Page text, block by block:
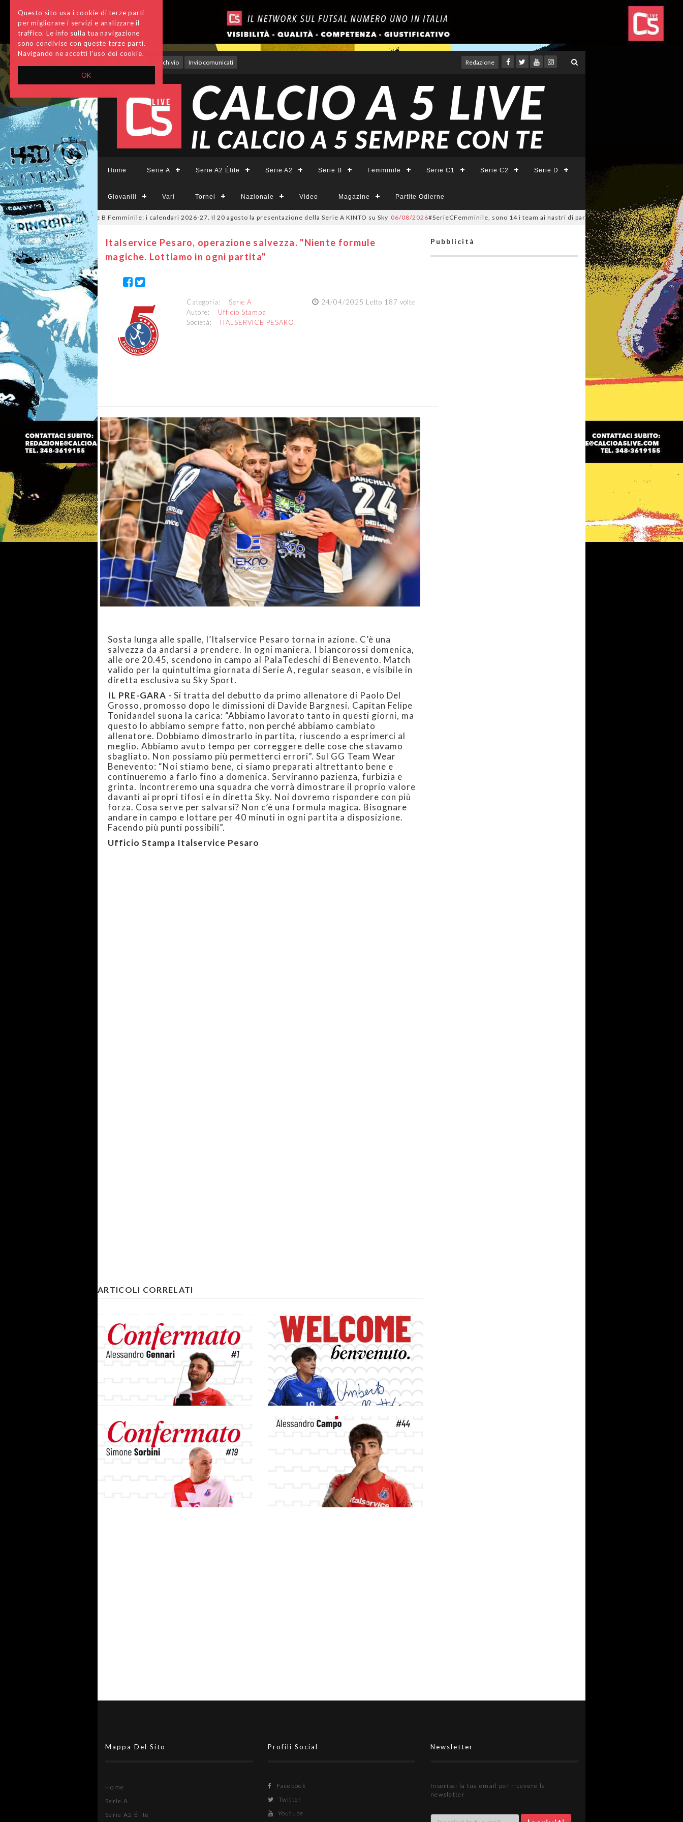
OK
Questo sito usa i cookie di terze parti
per migliorare i servizi e analizzare il
traffico. Le info sulla tua navigazione
sono condivise con queste terze parti.
Navigando ne accetti l'uso dei cookie.
Archivio Invio comunicati Redazione
Home Serie A Serie A2 Élite Serie A2 Serie B Femminile Serie C1 Serie C2 Serie D
Giovanili Vari Tornei Nazionale Video Magazine Partite Odierne
A2 Élite, A2, B e B Femminile: i calendari 2026-27. Il 20 agosto la presentazione della Serie A KINTO su Sky 06/08/2026#SerieCFemminile, sono 14 i team ai nastri di partenza: l'elenco delle partecipanti laziali
Italservice Pesaro, operazione salvezza. "Niente formule
magiche. Lottiamo in ogni partita"
24/04/2025 Letto 187 volte
Categoria: Serie A
Autore: Ufficio Stampa
Società: ITALSERVICE PESARO
Sosta lunga alle spalle, l’Italservice Pesaro torna in azione. C’è una
salvezza da andarsi a prendere. In ogni maniera. I biancorossi domenica,
alle ore 20.45, scendono in campo al PalaTedeschi di Benevento. Match
valido per la quintultima giornata di Serie A, regular season, e visibile in
diretta esclusiva su Sky Sport.
IL PRE-GARA - Si tratta del debutto da primo allenatore di Paolo Del
Grosso, promosso dopo le dimissioni di Davide Bargnesi. Capitan Felipe
Tonidandel suona la carica: “Abbiamo lavorato tanto in questi giorni, ma
questo lo abbiamo sempre fatto, non perché abbiamo cambiato
allenatore. Dobbiamo dimostrarlo in partita, riuscendo a esprimerci al
meglio. Abbiamo avuto tempo per correggere delle cose che stavamo
sbagliato. Non possiamo più permetterci errori”. Sul GG Team Wear
Benevento: “Noi stiamo bene, ci siamo preparati altrettanto bene e
continueremo a farlo fino a domenica. Serviranno pazienza, furbizia e
grinta. Incontreremo una squadra che vorrà dimostrare il proprio valore
davanti ai propri tifosi e in diretta Sky. Noi dovremo rispondere con più
forza. Cosa serve per salvarsi? Non c’è una formula magica. Bisognare
andare in campo e lottare per 40 minuti in ogni partita a disposizione.
Facendo più punti possibili”.
Ufficio Stampa Italservice Pesaro
ARTICOLI CORRELATI
#futsalmercato, doppio rinnovo
per l'Italservice Pesaro: avanti
con Gennari e Ugolini
#futsalmercato, giovane e con un
bel potenziale: l'Italservice
Pesaro si assicura Umbero Morelli
Pubblicità
Mappa Del Sito
Home
Serie A
Serie A2 Élite
Profili Social
Facebook
Twitter
Youtube
Newsletter
Inserisci la tua email per ricevere la
newsletter